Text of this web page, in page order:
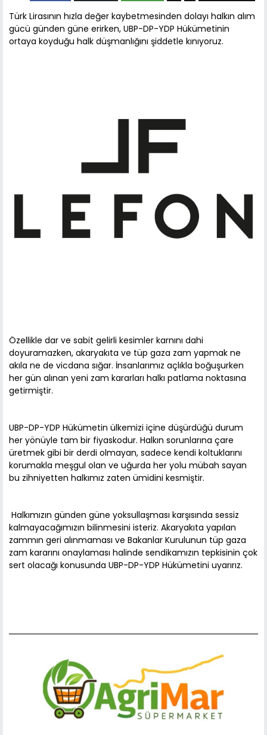
Türk Lirasının hızla değer kaybetmesinden dolayı halkın alım
gücü günden güne erirken, UBP-DP-YDP Hükümetinin
ortaya koyduğu halk düşmanlığını şiddetle kınıyoruz.
​Özellikle dar ve sabit gelirli kesimler karnını dahi
doyuramazken, akaryakıta ve tüp gaza zam yapmak ne
akıla ne de vicdana sığar. İnsanlarımız açlıkla boğuşurken
her gün alınan yeni zam kararları halkı patlama noktasına
getirmiştir.
​UBP-DP-YDP Hükümetin ülkemizi içine düşürdüğü durum
her yönüyle tam bir fiyaskodur. Halkın sorunlarına çare
üretmek gibi bir derdi olmayan, sadece kendi koltuklarını
korumakla meşgul olan ve uğurda her yolu mübah sayan
bu zihniyetten halkımız zaten ümidini kesmiştir.
​ Halkımızın günden güne yoksullaşması karşısında sessiz
kalmayacağımızın bilinmesini isteriz. Akaryakıta yapılan
zammın geri alınmaması ve Bakanlar Kurulunun tüp gaza
zam kararını onaylaması halinde sendikamızın tepkisinin çok
sert olacağı konusunda UBP-DP-YDP Hükümetini uyarırız.